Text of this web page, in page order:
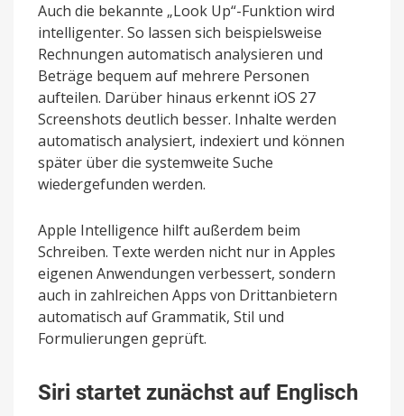
Auch die bekannte „Look Up“-Funktion wird
intelligenter. So lassen sich beispielsweise
Rechnungen automatisch analysieren und
Beträge bequem auf mehrere Personen
aufteilen. Darüber hinaus erkennt iOS 27
Screenshots deutlich besser. Inhalte werden
automatisch analysiert, indexiert und können
später über die systemweite Suche
wiedergefunden werden.
Apple Intelligence hilft außerdem beim
Schreiben. Texte werden nicht nur in Apples
eigenen Anwendungen verbessert, sondern
auch in zahlreichen Apps von Drittanbietern
automatisch auf Grammatik, Stil und
Formulierungen geprüft.
Siri startet zunächst auf Englisch